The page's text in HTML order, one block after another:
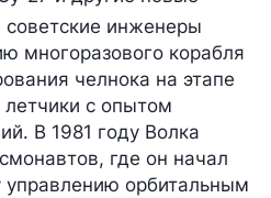
инженеры
многоразового корабля
челнока на этапе
летчики с опытом
В 1981 году Волка
где он начал
управлению орбитальным